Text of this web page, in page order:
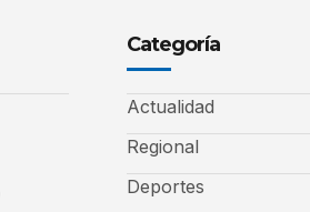
Categoría
Actualidad
Regional
Deportes